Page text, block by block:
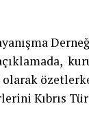
Kıbrıs